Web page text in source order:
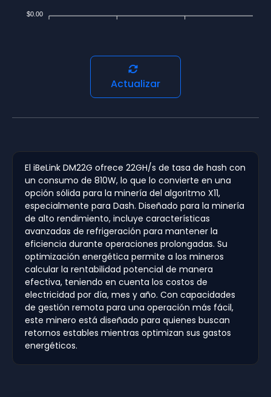
$0.00
Actualizar
El iBeLink DM22G ofrece 22GH/s de tasa de hash con
un consumo de 810W, lo que lo convierte en una
opción sólida para la minería del algoritmo X11,
especialmente para Dash. Diseñado para la minería
de alto rendimiento, incluye características
avanzadas de refrigeración para mantener la
eficiencia durante operaciones prolongadas. Su
optimización energética permite a los mineros
calcular la rentabilidad potencial de manera
efectiva, teniendo en cuenta los costos de
electricidad por día, mes y año. Con capacidades
de gestión remota para una operación más fácil,
este minero está diseñado para quienes buscan
retornos estables mientras optimizan sus gastos
energéticos.